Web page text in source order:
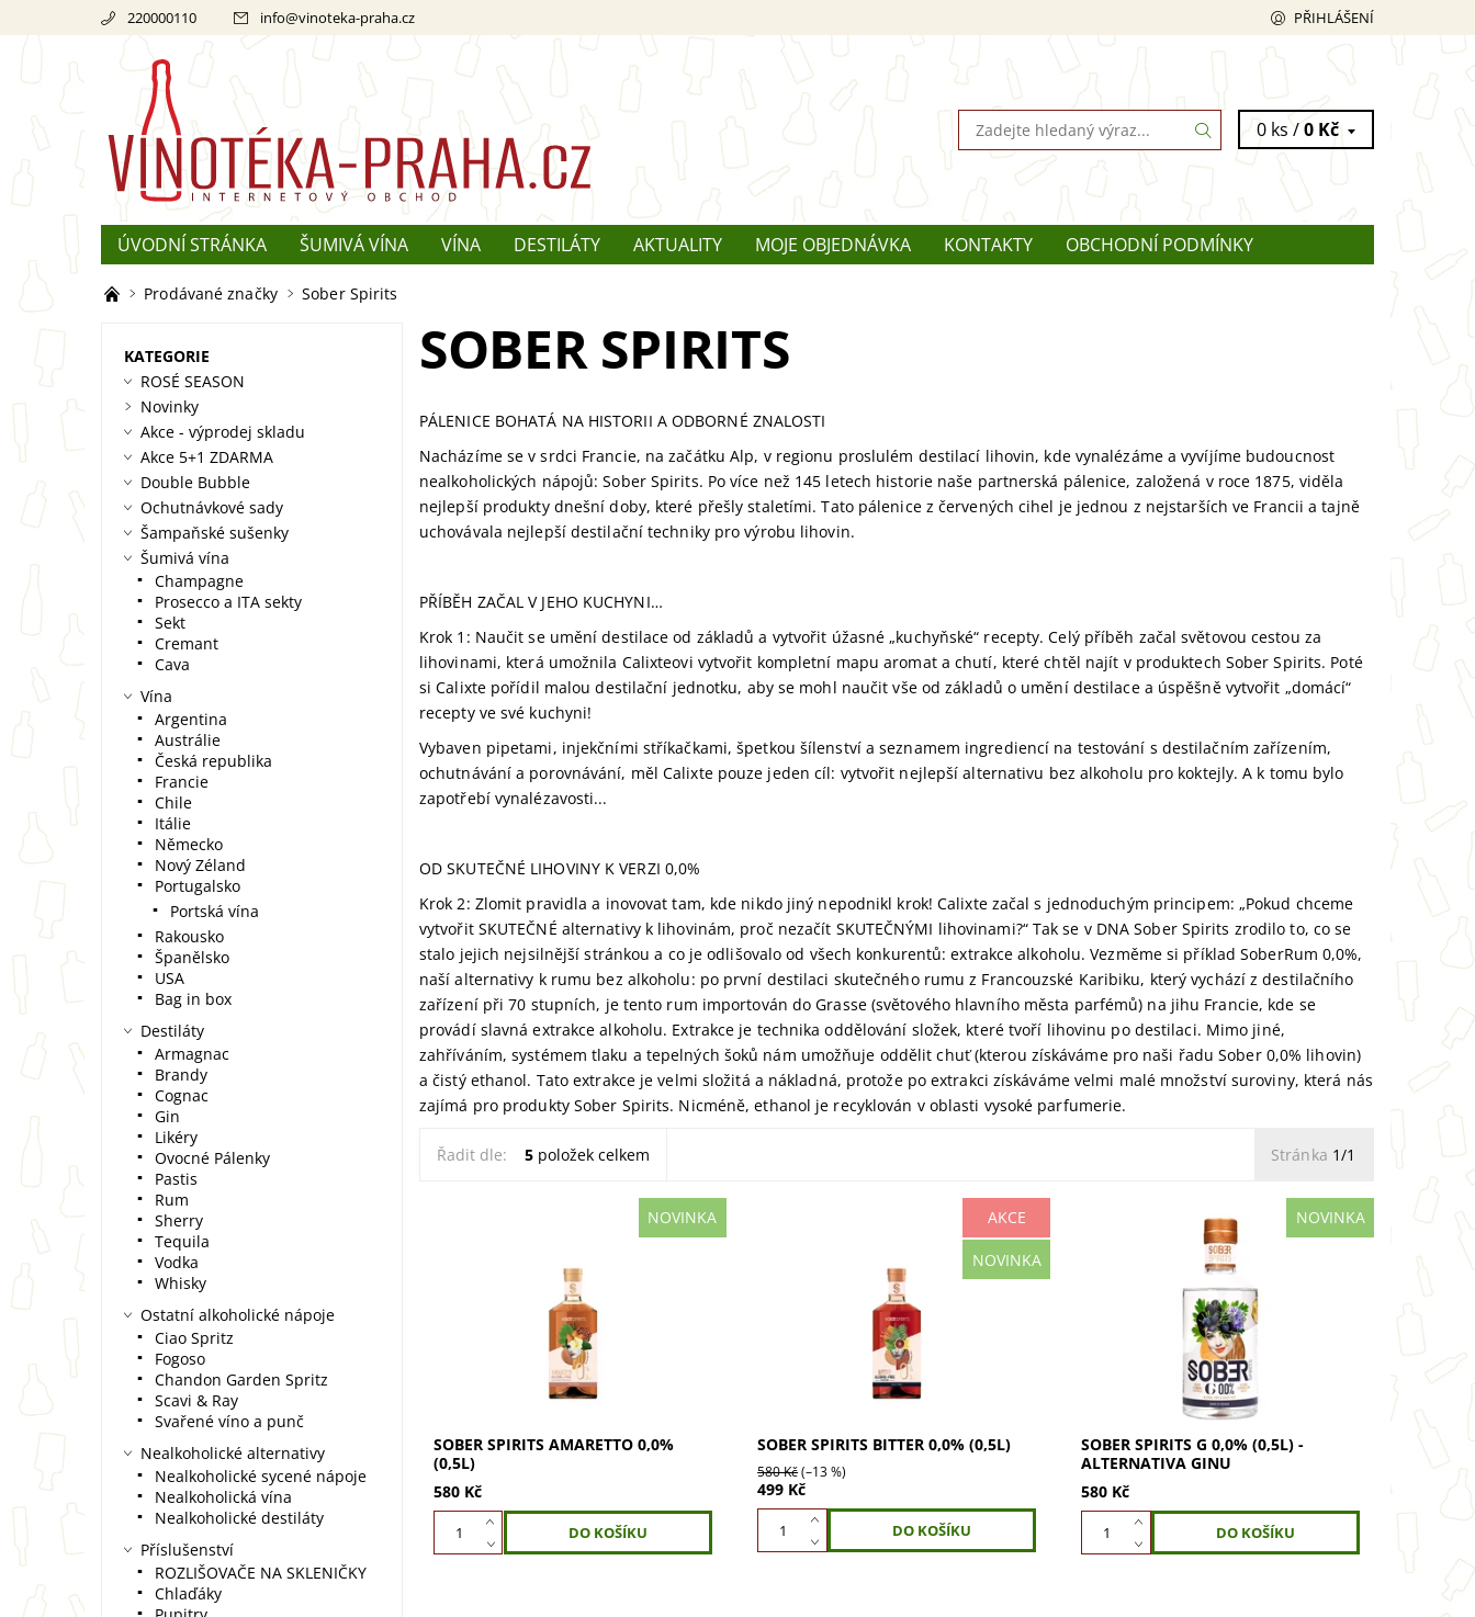
220000110 info@vinoteka-praha.cz PŘIHLÁŠENÍ
0 ks /0 Kč
ÚVODNÍ STRÁNKA ŠUMIVÁ VÍNA VÍNA DESTILÁTY AKTUALITY MOJE OBJEDNÁVKA KONTAKTY
OBCHODNÍ PODMÍNKY
REKLAMACE
O ŠAMPAŇSKÉM
Prodávané značky Sober Spirits
SOBER SPIRITS
PÁLENICE BOHATÁ NA HISTORII A ODBORNÉ ZNALOSTI
Nacházíme se v srdci Francie, na začátku Alp, v regionu proslulém destilací lihovin, kde vynalézáme a vyvíjíme budoucnost
nealkoholických nápojů: Sober Spirits. Po více než 145 letech historie naše partnerská pálenice, založená v roce 1875, viděla
nejlepší produkty dnešní doby, které přešly staletími. Tato pálenice z červených cihel je jednou z nejstarších ve Francii a tajně
uchovávala nejlepší destilační techniky pro výrobu lihovin.
PŘÍBĚH ZAČAL V JEHO KUCHYNI…
Krok 1: Naučit se umění destilace od základů a vytvořit úžasné „kuchyňské“ recepty. Celý příběh začal světovou cestou za
lihovinami, která umožnila Calixteovi vytvořit kompletní mapu aromat a chutí, které chtěl najít v produktech Sober Spirits. Poté
si Calixte pořídil malou destilační jednotku, aby se mohl naučit vše od základů o umění destilace a úspěšně vytvořit „domácí“
recepty ve své kuchyni!
Vybaven pipetami, injekčními stříkačkami, špetkou šílenství a seznamem ingrediencí na testování s destilačním zařízením,
ochutnávání a porovnávání, měl Calixte pouze jeden cíl: vytvořit nejlepší alternativu bez alkoholu pro koktejly. A k tomu bylo
zapotřebí vynalézavosti...
OD SKUTEČNÉ LIHOVINY K VERZI 0,0%
Krok 2: Zlomit pravidla a inovovat tam, kde nikdo jiný nepodnikl krok! Calixte začal s jednoduchým principem: „Pokud chceme
vytvořit SKUTEČNÉ alternativy k lihovinám, proč nezačít SKUTEČNÝMI lihovinami?“ Tak se v DNA Sober Spirits zrodilo to, co se
stalo jejich nejsilnější stránkou a co je odlišovalo od všech konkurentů: extrakce alkoholu. Vezměme si příklad SoberRum 0,0%,
naší alternativy k rumu bez alkoholu: po první destilaci skutečného rumu z Francouzské Karibiku, který vychází z destilačního
zařízení při 70 stupních, je tento rum importován do Grasse (světového hlavního města parfémů) na jihu Francie, kde se
provádí slavná extrakce alkoholu. Extrakce je technika oddělování složek, které tvoří lihovinu po destilaci. Mimo jiné,
zahříváním, systémem tlaku a tepelných šoků nám umožňuje oddělit chuť (kterou získáváme pro naši řadu Sober 0,0% lihovin)
a čistý ethanol. Tato extrakce je velmi složitá a nákladná, protože po extrakci získáváme velmi malé množství suroviny, která nás
zajímá pro produkty Sober Spirits. Nicméně, ethanol je recyklován v oblasti vysoké parfumerie.
Řadit dle: 5položek celkem Stránka 1/1
NOVINKA
nealkoholická verze klasického
italského likéru. Vychutnejte si
bohatou vůni hořkých mandlí,
lískových oříšků a...
SOBER SPIRITS AMARETTO 0,0%
(0,5L)
580 Kč
AKCE
NOVINKA
nealkoholický destilát z italského
bitter likéru. Užijte si vůni krvavého
pomeranče, hořce a anděliky.
SOBER SPIRITS BITTER 0,0% (0,5L)
580 Kč(–13 %)
499 Kč
NOVINKA
Sober Spirits G 0,0% je dokonalá
nealko alternativa ginu. Vychutnejte
si autentickou vůni s tóny krvavého
pomeranče a hořce. Redestilace z...
SOBER SPIRITS G 0,0% (0,5L) -
ALTERNATIVA GINU
580 Kč
KATEGORIE
ROSÉ SEASON
Novinky
Akce - výprodej skladu
Akce 5+1 ZDARMA
Double Bubble
Ochutnávkové sady
Šampaňské sušenky
Šumivá vína
Champagne
Prosecco a ITA sekty
Sekt
Cremant
Cava
Vína
Argentina
Austrálie
Česká republika
Francie
Chile
Itálie
Německo
Nový Zéland
Portugalsko
Portská vína
Rakousko
Španělsko
USA
Bag in box
Destiláty
Armagnac
Brandy
Cognac
Gin
Likéry
Ovocné Pálenky
Pastis
Rum
Sherry
Tequila
Vodka
Whisky
Ostatní alkoholické nápoje
Ciao Spritz
Fogoso
Chandon Garden Spritz
Scavi & Ray
Svařené víno a punč
Nealkoholické alternativy
Nealkoholické sycené nápoje
Nealkoholická vína
Nealkoholické destiláty
Příslušenství
ROZLIŠOVAČE NA SKLENIČKY
Chlaďáky